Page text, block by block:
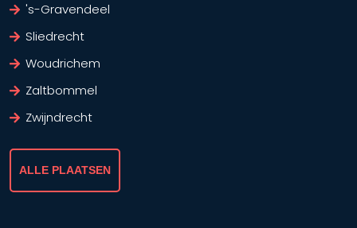
's-Gravendeel
Sliedrecht
Woudrichem
Zaltbommel
Zwijndrecht
ALLE PLAATSEN